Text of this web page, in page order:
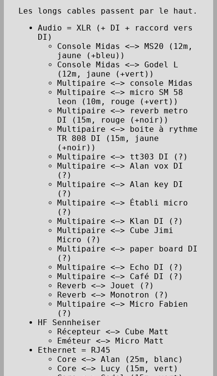
Les longs cables passent par le haut.
Audio = XLR (+ DI + raccord vers
DI)
Console Midas <–> MS20 (12m,
jaune (+bleu))
Console Midas <–> Godel L
(12m, jaune (+vert))
Multipaire <–> console Midas
Multipaire <–> micro SM 58
leon (10m, rouge (+vert))
Multipaire <–> reverb metro
DI (15m, rouge (+noir))
Multipaire <–> boite à rythme
TR 808 DI (15m, jaune
(+noir))
Multipaire <–> tt303 DI (?)
Multipaire <–> Alan vox DI
(?)
Multipaire <–> Alan key DI
(?)
Multipaire <–> Établi micro
(?)
Multipaire <–> Klan DI (?)
Multipaire <–> Cube Jimi
Micro (?)
Multipaire <–> paper board DI
(?)
Multipaire <–> Echo DI (?)
Multipaire <–> Café DI (?)
Reverb <–> Jouet (?)
Reverb <–> Monotron (?)
Multipaire <–> Micro Fabien
(?)
HF Sennheiser
Récepteur <–> Cube Matt
Eméteur <–> Micro Matt
Ethernet = RJ45
Core <–> Alan (25m, blanc)
Core <–> Lucy (15m, vert)